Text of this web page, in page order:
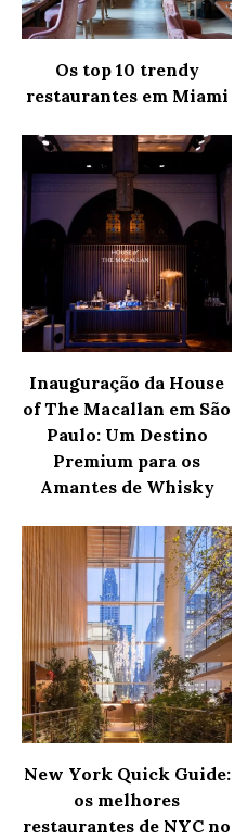
Os top 10 trendy
restaurantes em Miami
Inauguração da House
of The Macallan em São
Paulo: Um Destino
Premium para os
Amantes de Whisky
New York Quick Guide:
os melhores
restaurantes de NYC no